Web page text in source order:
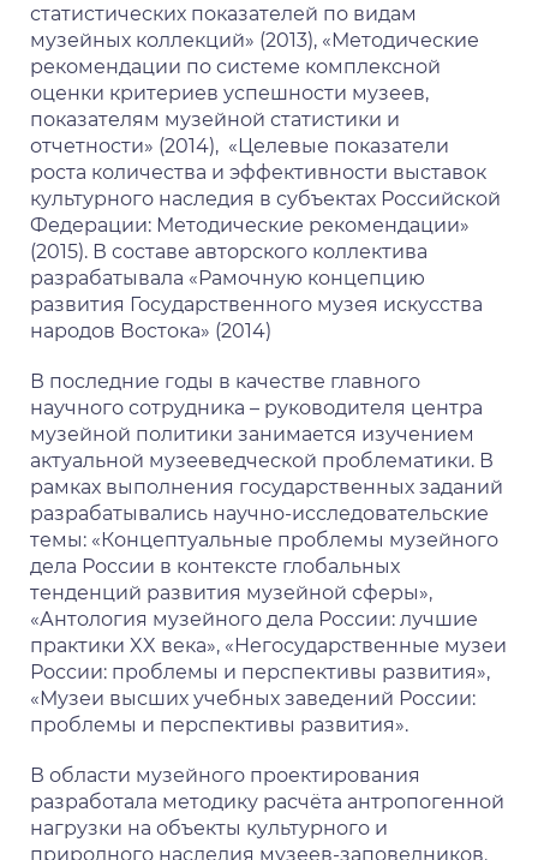
статистических показателей по видам
музейных коллекций» (2013), «Методические
рекомендации по системе комплексной
оценки критериев успешности музеев,
показателям музейной статистики и
отчетности» (2014), «Целевые показатели
роста количества и эффективности выставок
культурного наследия в субъектах Российской
Федерации: Методические рекомендации»
(2015). В составе авторского коллектива
разрабатывала «Рамочную концепцию
развития Государственного музея искусства
народов Востока» (2014)
В последние годы в качестве главного
научного сотрудника – руководителя центра
музейной политики занимается изучением
актуальной музееведческой проблематики. В
рамках выполнения государственных заданий
разрабатывались научно-исследовательские
темы: «Концептуальные проблемы музейного
дела России в контексте глобальных
тенденций развития музейной сферы»,
«Антология музейного дела России: лучшие
практики XX века», «Негосударственные музеи
России: проблемы и перспективы развития»,
«Музеи высших учебных заведений России:
проблемы и перспективы развития».
В области музейного проектирования
разработала методику расчёта антропогенной
нагрузки на объекты культурного и
природного наследия музеев-заповедников.